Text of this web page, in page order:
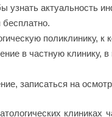
узнать актуальность
бесплатно.
поликлинику, к
в частную клинику,
записаться на
клиниках